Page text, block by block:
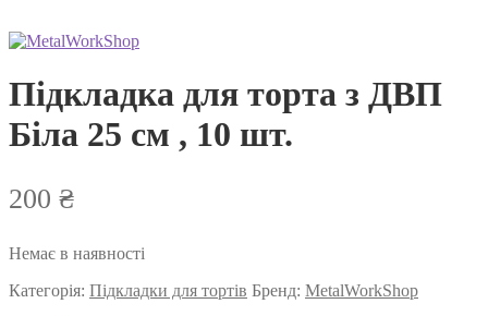
Підкладка для торта з ДВП
Біла 25 см , 10 шт.
200 ₴
Немає в наявності
Категорія: Підкладки для тортів Бренд: MetalWorkShop